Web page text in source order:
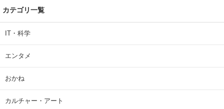
カテゴリ一覧
IT・科学
エンタメ
おかね
カルチャー・アート